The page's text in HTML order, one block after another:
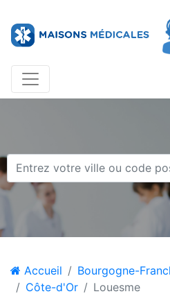
Accueil
Bourgogne-
Côte-d'Or
Louesme